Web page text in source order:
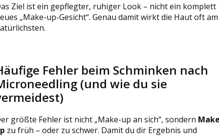
Ziel ist ein gepflegter, ruhiger Look – nicht ein komplett
„Make-up-Gesicht“. Genau damit wirkt die Haut oft am
Fehler beim Schminken nach
(und wie du sie
größte Fehler ist nicht „Make-up an sich“, sondern
zu früh – oder zu schwer. Damit du dir Ergebnis und